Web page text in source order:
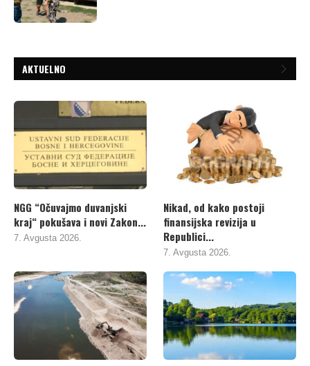
AKTUELNO
NGG “Očuvajmo duvanjski
kraj“ pokušava i novi Zakon...
7. Avgusta 2026.
Nikad, od kako postoji
finansijska revizija u
Republici...
7. Avgusta 2026.